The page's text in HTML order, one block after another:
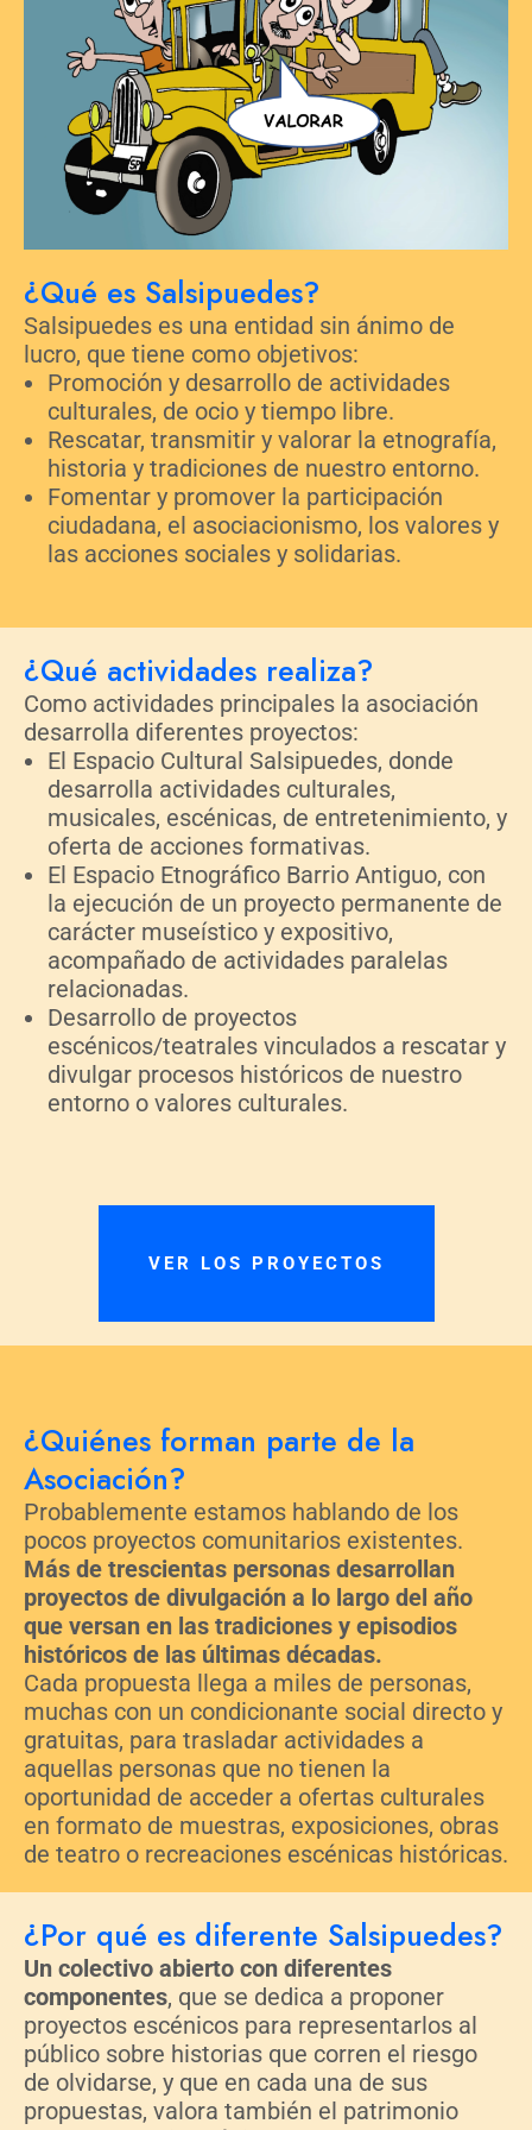
¿Qué es Salsipuedes?
Salsipuedes es una entidad sin ánimo de
lucro, que tiene como objetivos:
Promoción y desarrollo de actividades
culturales, de ocio y tiempo libre.
Rescatar, transmitir y valorar la etnografía,
historia y tradiciones de nuestro entorno.
Fomentar y promover la participación
ciudadana, el asociacionismo, los valores y
las acciones sociales y solidarias.
¿Qué actividades realiza?
Como actividades principales la asociación
desarrolla diferentes proyectos:
El Espacio Cultural Salsipuedes, donde
desarrolla actividades culturales,
musicales, escénicas, de entretenimiento, y
oferta de acciones formativas.
El Espacio Etnográfico Barrio Antiguo, con
la ejecución de un proyecto permanente de
carácter museístico y expositivo,
acompañado de actividades paralelas
relacionadas.
Desarrollo de proyectos
escénicos/teatrales vinculados a rescatar y
divulgar procesos históricos de nuestro
entorno o valores culturales.
VER LOS PROYECTOS
¿Quiénes forman parte de la
Asociación?
Probablemente estamos hablando de los
pocos proyectos comunitarios existentes.
Más de trescientas personas desarrollan
proyectos de divulgación a lo largo del año
que versan en las tradiciones y episodios
históricos de las últimas décadas.
Cada propuesta llega a miles de personas,
muchas con un condicionante social directo y
gratuitas, para trasladar actividades a
aquellas personas que no tienen la
oportunidad de acceder a ofertas culturales
en formato de muestras, exposiciones, obras
de teatro o recreaciones escénicas históricas.
¿Por qué es diferente Salsipuedes?
Un colectivo abierto con diferentes
componentes, que se dedica a proponer
proyectos escénicos para representarlos al
público sobre historias que corren el riesgo
de olvidarse, y que en cada una de sus
propuestas, valora también el patrimonio